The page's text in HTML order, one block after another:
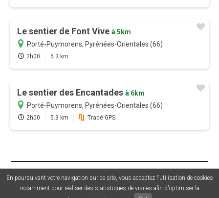
Le sentier de Font Vive à 5km
Porté-Puymorens, Pyrénées-Orientales (66)
2h00 5.3 km
Le sentier des Encantades à 6km
Porté-Puymorens, Pyrénées-Orientales (66)
2h00 5.3 km Tracé GPS
© 2026 Sentiers en France - Tous droits réservés - Photos non
contractuelles -Mentions légales-CGU- CGV-
Grouplive - Création
de plateforme sur-mesure - Agence web Morbihan
En poursuivant votre navigation sur ce site, vous acceptez l'utilisation de cookies
notamment pour réaliser des statistiques de visites afin d'optimiser la